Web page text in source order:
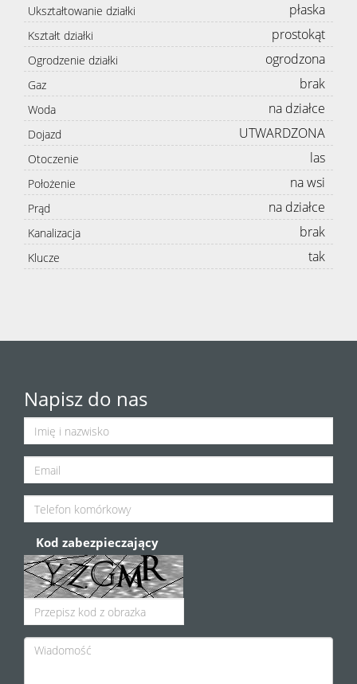
Ukształtowanie działki płaska
Kształt działki prostokąt
Ogrodzenie działki ogrodzona
Gaz brak
Woda na działce
Dojazd UTWARDZONA
Otoczenie las
Położenie na wsi
Prąd na działce
Kanalizacja brak
Klucze tak
Napisz do nas
Kod zabezpieczający